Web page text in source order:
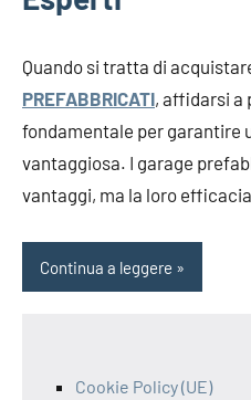
Quando si tratta di
PREFABBRICATI, affidarsi a
fondamentale per garantire
vantaggiosa. I garage
vantaggi, ma la loro
Continua a leggere
Cookie Policy (UE)